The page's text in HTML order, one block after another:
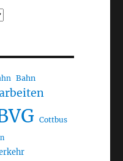
Bahn
Cottbus